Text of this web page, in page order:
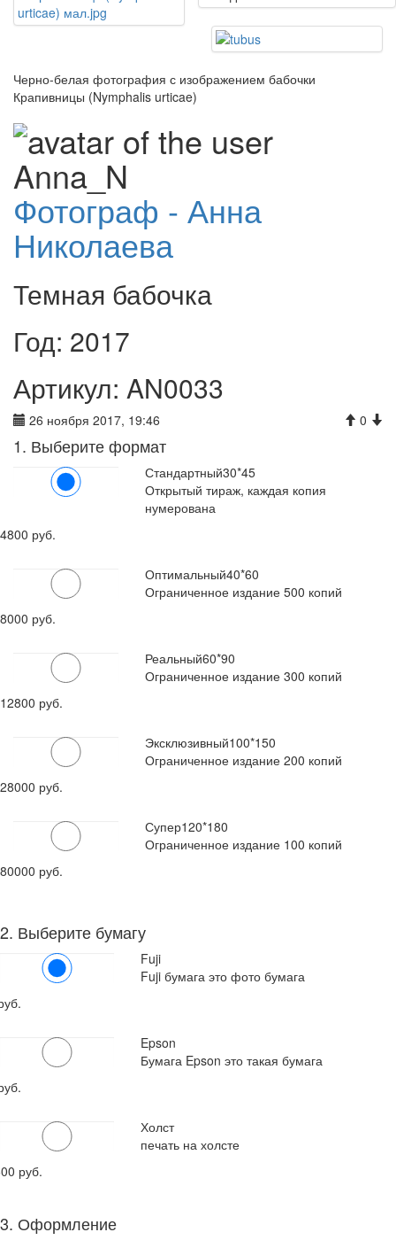
Черно-белая фотография с изображением бабочки
Крапивницы (Nymphalis urticae)
Фотограф - Анна
Николаева
Темная бабочка
Год: 2017
Артикул: AN0033
26 ноября 2017, 19:46 0
1. Выберите формат
Стандартный30*45
Открытый тираж, каждая копия
нумерована
4800 руб.
Оптимальный40*60
Ограниченное издание 500 копий
8000 руб.
Реальный60*90
Ограниченное издание 300 копий
12800 руб.
Эксклюзивный100*150
Ограниченное издание 200 копий
28000 руб.
Супер120*180
Ограниченное издание 100 копий
80000 руб.
2. Выберите бумагу
Fuji
Fuji бумага это фото бумага
Epson
Бумага Epson это такая бумага
Холст
печать на холсте
руб.
3. Оформление